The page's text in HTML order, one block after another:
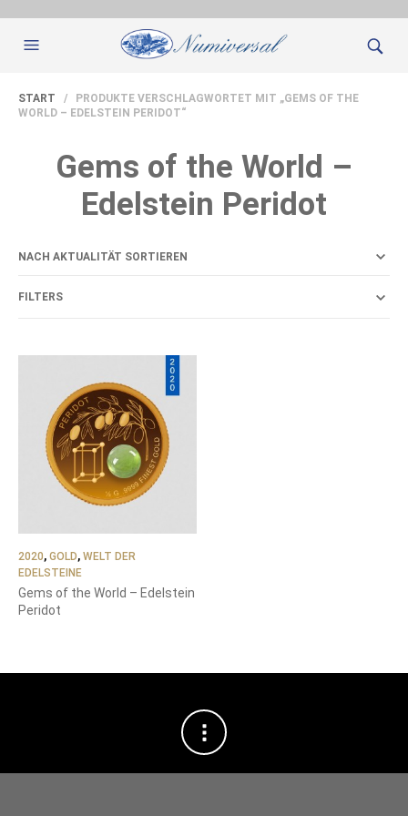
START / PRODUKTE VERSCHLAGWORTET MIT „GEMS OF THE
WORLD – EDELSTEIN PERIDOT“
Gems of the World –
Edelstein Peridot
FILTERS
2020, GOLD, WELT DER
EDELSTEINE
Gems of the World – Edelstein
Peridot